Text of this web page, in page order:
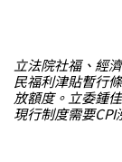
立法院社福、經
民福利津貼暫行
放額度。立委鍾
現行制度需要